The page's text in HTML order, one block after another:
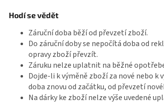
Hodí se vědět
Záruční doba běží od převzetí zboží.
Do záruční doby se nepočítá doba od
opravy zboží převzít.
Záruku nelze uplatnit na běžné
Dojde-li k výměně zboží za nové nebo
doba znovu od začátku, od převzetí
Na dárky ke zboží nelze výše uvedené